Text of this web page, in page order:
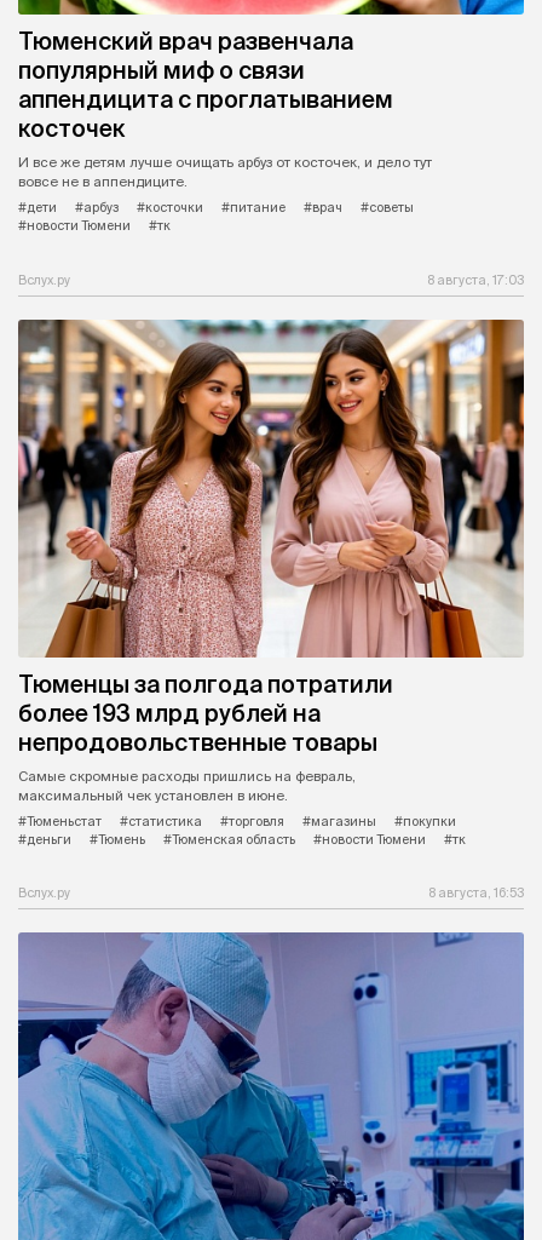
Тюменский врач развенчала
популярный миф о связи
аппендицита с проглатыванием
косточек
И все же детям лучше очищать арбуз от косточек, и дело тут
вовсе не в аппендиците.
#дети
#арбуз #косточки #питание #врач
#советы
#новости Тюмени
#тк
Вслух.ру 8 августа, 17:03
Тюменцы за полгода потратили
более 193 млрд рублей на
непродовольственные товары
Самые скромные расходы пришлись на февраль,
максимальный чек установлен в июне.
#Тюменьстат
#статистика #торговля #магазины
#покупки
#деньги
#Тюмень #Тюменская область #новости Тюмени #тк
Вслух.ру 8 августа, 16:53